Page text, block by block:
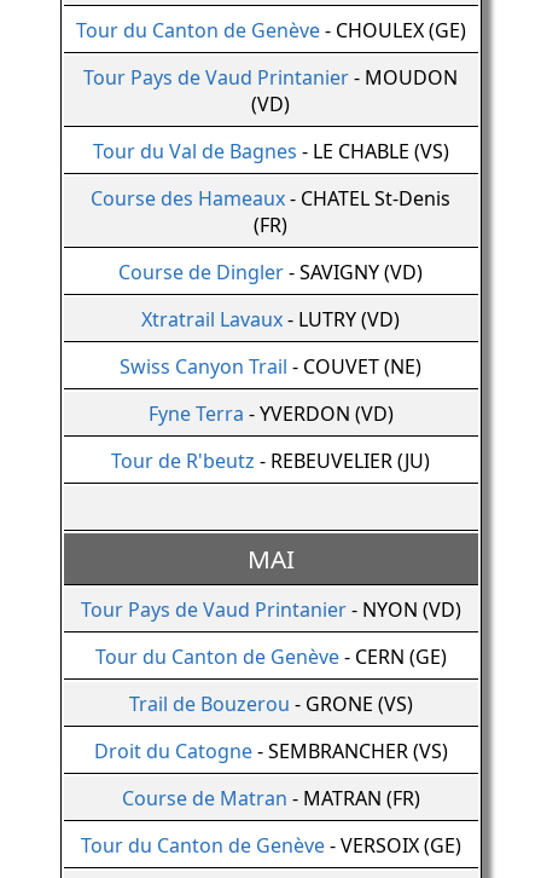
Tour du Canton de Genève- CHOULEX (GE)
Tour Pays de Vaud Printanier- MOUDON
(VD)
Tour du Val de Bagnes - LE CHABLE (VS)
Course des Hameaux- CHATEL St-Denis
(FR)
Course de Dingler- SAVIGNY (VD)
Xtratrail Lavaux- LUTRY (VD)
Swiss Canyon Trail - COUVET (NE)
Fyne Terra - YVERDON (VD)
Tour de R'beutz - REBEUVELIER (JU)
MAI
Tour Pays de Vaud Printanier- NYON (VD)
Tour du Canton de Genève- CERN (GE)
Trail de Bouzerou - GRONE (VS)
Droit du Catogne- SEMBRANCHER (VS)
Course de Matran - MATRAN (FR)
Tour du Canton de Genève- VERSOIX (GE)